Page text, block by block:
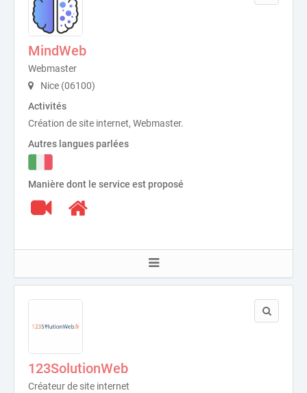
MindWeb
Webmaster
Nice (06100)
Activités
Création de site internet, Webmaster.
Autres langues parlées
Manière dont le service est proposé
123SolutionWeb
Créateur de site internet